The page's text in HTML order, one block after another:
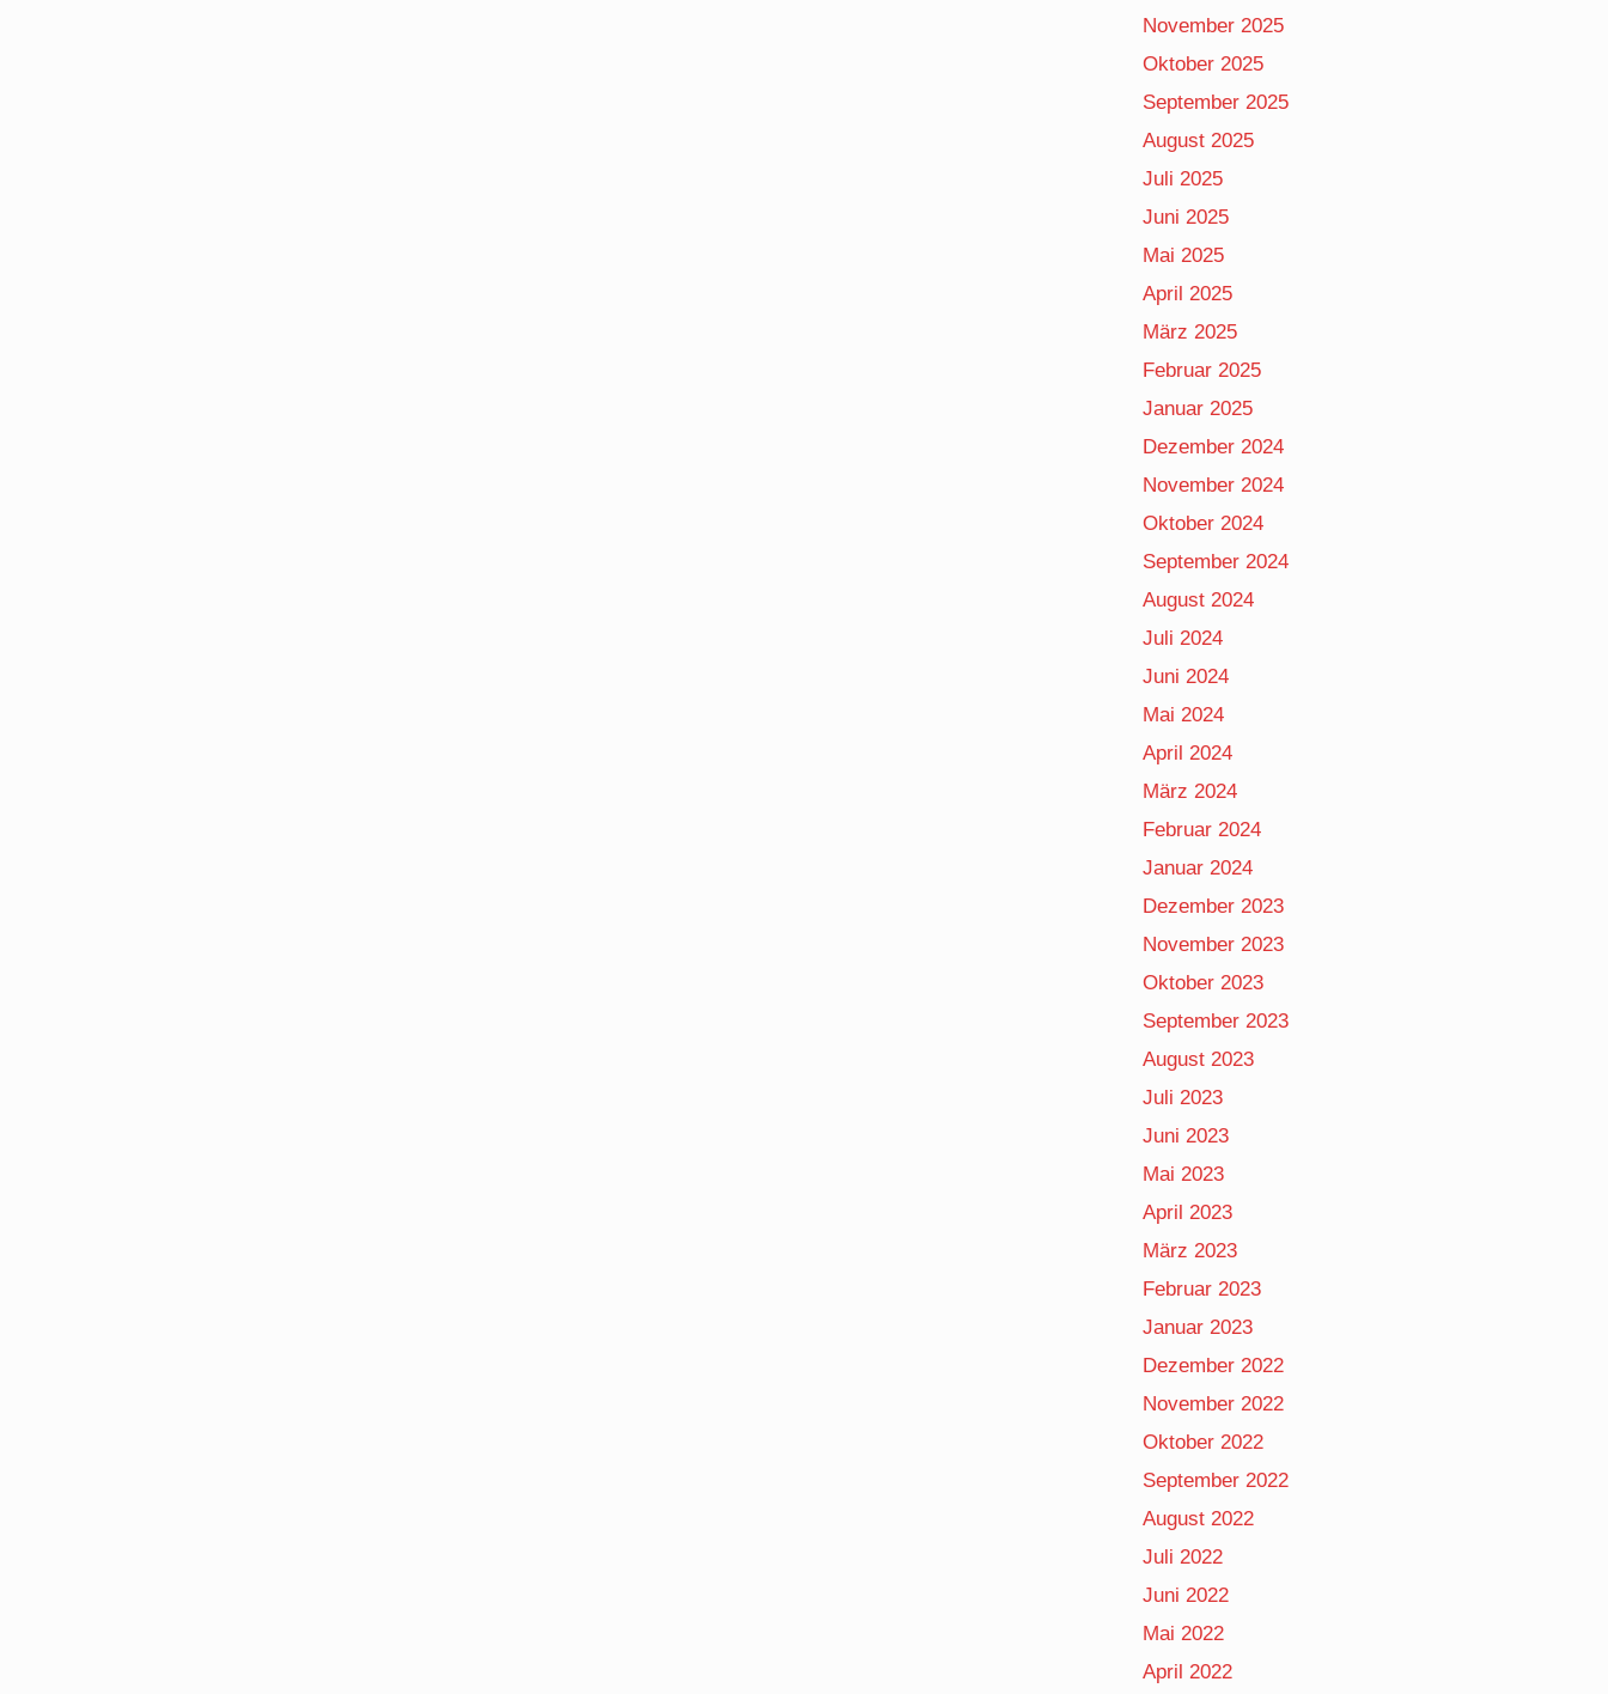
November 2025
Oktober 2025
September 2025
August 2025
Juli 2025
Juni 2025
Mai 2025
April 2025
März 2025
Februar 2025
Januar 2025
Dezember 2024
November 2024
Oktober 2024
September 2024
August 2024
Juli 2024
Juni 2024
Mai 2024
April 2024
März 2024
Februar 2024
Januar 2024
Dezember 2023
November 2023
Oktober 2023
September 2023
August 2023
Juli 2023
Juni 2023
Mai 2023
April 2023
März 2023
Februar 2023
Januar 2023
Dezember 2022
November 2022
Oktober 2022
September 2022
August 2022
Juli 2022
Juni 2022
Mai 2022
April 2022